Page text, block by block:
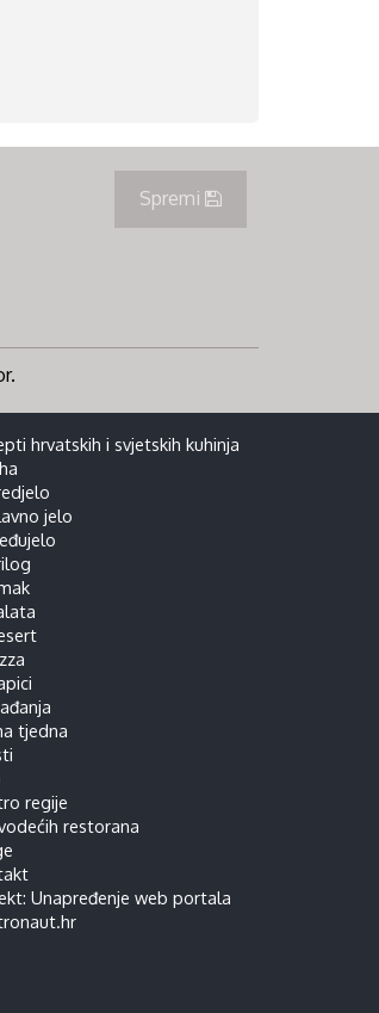
Spremi
hrvatskih i svjetskih kuhinja
jelo
tjedna
regije
restorana
Unapređenje web portala